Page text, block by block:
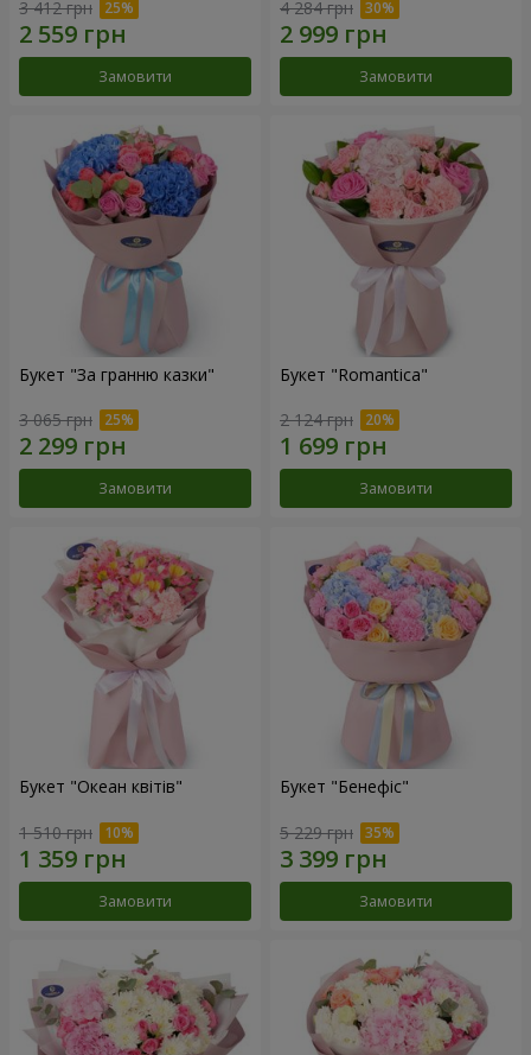
3 412 грн
Замовити
4 284 грн
Замовити
Букет "За гранню казки"
3 065 грн
Замовити
Букет "Romantica"
2 124 грн
Замовити
Букет "Океан квітів"
1 510 грн
Замовити
Букет "Бенефіс"
5 229 грн
Замовити